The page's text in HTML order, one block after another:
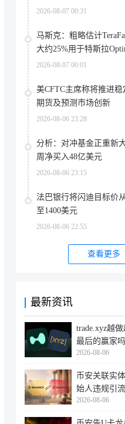
2026-08-07 00:31
马斯克：粗略估计
大约25%用于特斯拉
2026-08-07 00:01
美CFTC主席称将推进
期货及预测市场创新
2026-08-06 23:28
分析：对冲基金正重新
周净买入48亿美元
2026-08-06 23:15
法巴银行将闪迪目标价
至1400美元
2026-08-06 22:55
查看更多
最新资讯
trade.xyz越
最后的赢家
2026-08-06
币安关联实
始人违规引
亿美
2026-08-06